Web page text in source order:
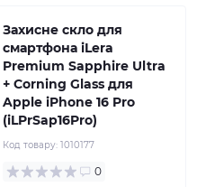
Захисне скло для
смартфона iLera
Premium Sapphire Ultra
+ Corning Glass для
Apple iPhone 16 Pro
(iLPrSap16Pro)
Код товару: 1010177
0